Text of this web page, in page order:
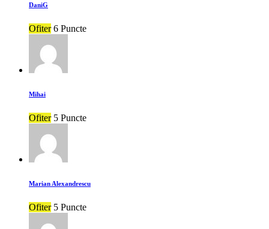
DaniG
Ofiter 6 Puncte
Mihai
Ofiter 5 Puncte
Marian Alexandrescu
Ofiter 5 Puncte